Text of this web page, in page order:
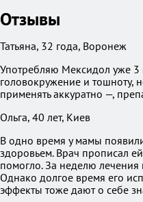
Отзывы
Татьяна, 32 года, Воронеж
Употребляю Мексидол уже 3
головокружение и тошноту,
применять аккуратно —,
Ольга, 40 лет, Киев
В одно время у мамы
здоровьем. Врач прописал
помогло. За неделю
Однако долгое время его
эффекты тоже дают о себе